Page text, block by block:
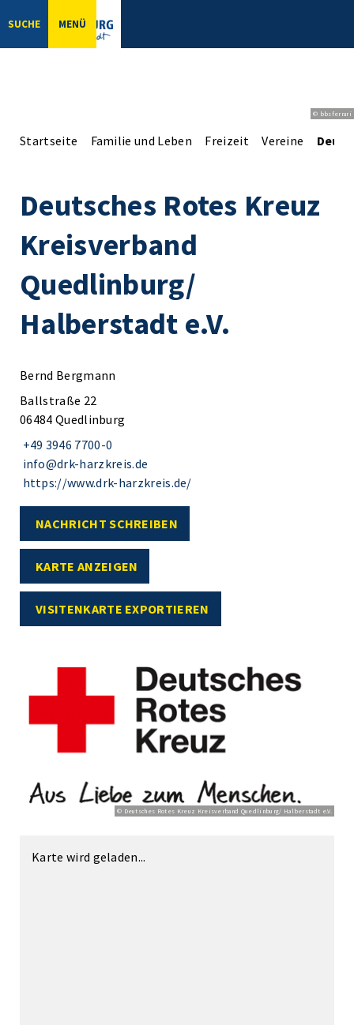
SUCHE MENÜ
© bbsferrari
Startseite Familie und Leben Freizeit Vereine
Deutsches Rotes Kreuz
Kreisverband
Quedlinburg/
Halberstadt e.V.
Bernd Bergmann
Ballstraße 22
06484 Quedlinburg
+49 3946 7700-0
info@drk-harzkreis.de
https://www.drk-harzkreis.de/
NACHRICHT SCHREIBEN
KARTE ANZEIGEN
VISITENKARTE EXPORTIEREN
© Deutsches Rotes Kreuz Kreisverband Quedlinburg/ Halberstadt e.V.
Karte wird geladen...